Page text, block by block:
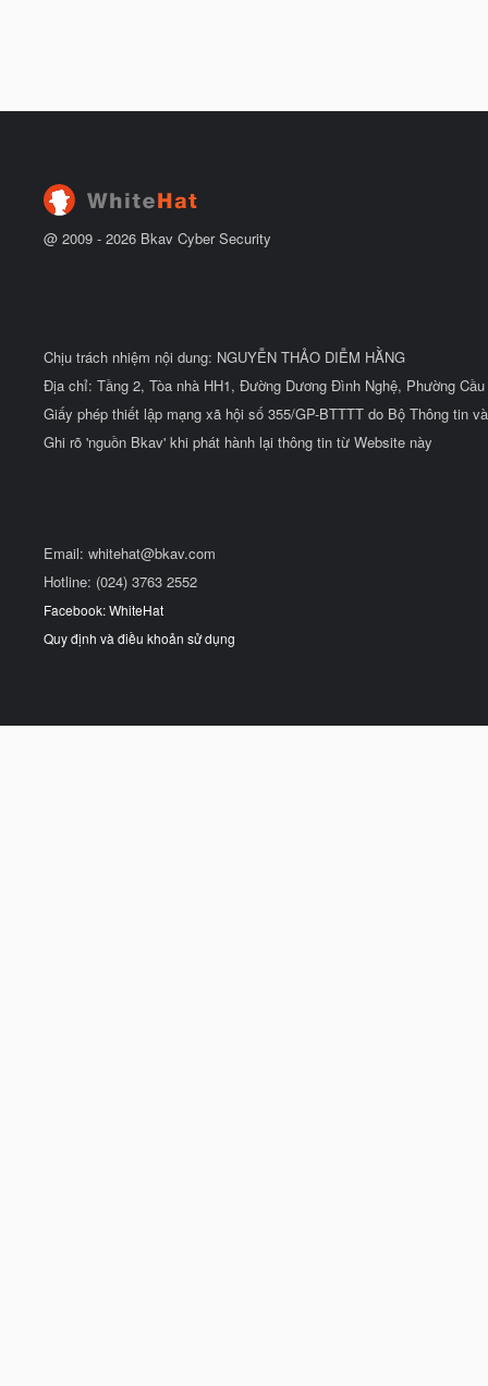
@ 2009 - 2026 Bkav Cyber Security
Chịu trách nhiệm nội dung: NGUYỄN THẢO DIỄM HẰNG
Địa chỉ: Tầng 2, Tòa nhà HH1, Đường Dương Đình Nghệ, Phường
Giấy phép thiết lập mạng xã hội số 355/GP-BTTTT do Bộ Thông tin
Ghi rõ 'nguồn Bkav' khi phát hành lại thông tin từ Website này
Email: whitehat@bkav.com
Hotline: (024) 3763 2552
Facebook: WhiteHat
Quy định và điều khoản sử dụng